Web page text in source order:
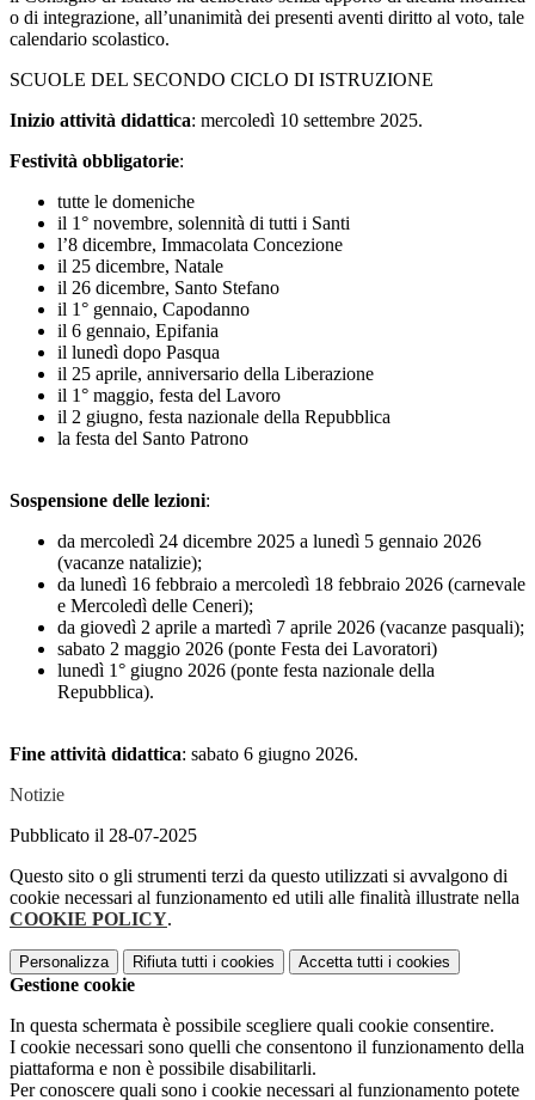
o di integrazione, all’unanimità dei presenti aventi diritto al voto, tale
calendario scolastico.
SCUOLE DEL SECONDO CICLO DI ISTRUZIONE
Inizio attività didattica: mercoledì 10 settembre 2025.
Festività obbligatorie:
tutte le domeniche
il 1° novembre, solennità di tutti i Santi
l’8 dicembre, Immacolata Concezione
il 25 dicembre, Natale
il 26 dicembre, Santo Stefano
il 1° gennaio, Capodanno
il 6 gennaio, Epifania
il lunedì dopo Pasqua
il 25 aprile, anniversario della Liberazione
il 1° maggio, festa del Lavoro
il 2 giugno, festa nazionale della Repubblica
la festa del Santo Patrono
Sospensione delle lezioni:
da mercoledì 24 dicembre 2025 a lunedì 5 gennaio 2026
(vacanze natalizie);
da lunedì 16 febbraio a mercoledì 18 febbraio 2026 (carnevale
e Mercoledì delle Ceneri);
da giovedì 2 aprile a martedì 7 aprile 2026 (vacanze pasquali);
sabato 2 maggio 2026 (ponte Festa dei Lavoratori)
lunedì 1° giugno 2026 (ponte festa nazionale della
Repubblica).
Fine attività didattica: sabato 6 giugno 2026.
Notizie
Pubblicato il 28-07-2025
Questo sito o gli strumenti terzi da questo utilizzati si avvalgono di
cookie necessari al funzionamento ed utili alle finalità illustrate nella
COOKIE POLICY.
Personalizza Rifiuta tutti i cookies Accetta tutti i cookies
Gestione cookie
In questa schermata è possibile scegliere quali cookie consentire.
I cookie necessari sono quelli che consentono il funzionamento della
piattaforma e non è possibile disabilitarli.
Per conoscere quali sono i cookie necessari al funzionamento potete